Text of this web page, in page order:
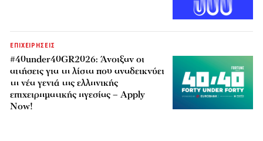
ΕΠΙΧΕΙΡΗΣΕΙΣ
#40under40GR2026: Άνοιξαν οι
αιτήσεις για τη λίστα που αναδεικνύει
τη νέα γενιά της ελληνικής
επιχειρηματικής ηγεσίας – Apply
Now!